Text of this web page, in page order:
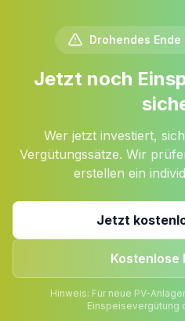
Drohendes
Jetzt noch
Wer jetzt investiert,
Vergütungssätze. Wir
erstellen ein
Jetzt
Kostenlose
Hinweis: Für neue PV-
Einspeisevergütung